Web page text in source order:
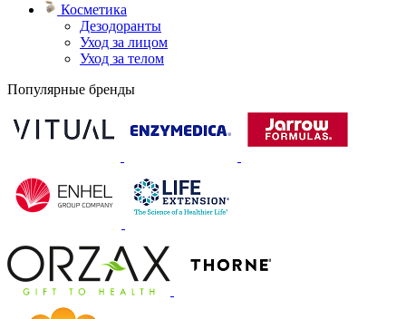
Косметика
Дезодоранты
Уход за лицом
Уход за телом
Популярные бренды